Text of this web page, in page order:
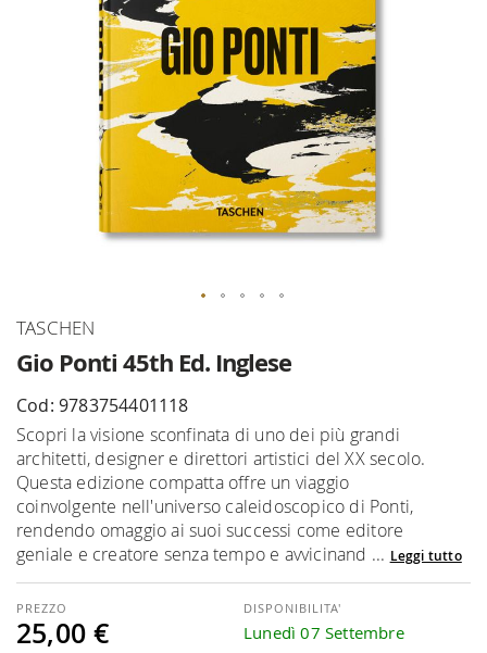
Gio Ponti 45th Ed. Inglese
TASCHEN
Cod: 9783754401118
Scopri la visione sconfinata di uno dei più grandi
architetti, designer e direttori artistici del XX secolo.
Questa edizione compatta offre un viaggio
coinvolgente nell'universo caleidoscopico di Ponti,
rendendo omaggio ai suoi successi come editore
geniale e creatore senza tempo e avvicinand ... Leggi tutto
25,00 €
DISPONIBILITA'
Lunedì 07 Settembre
Vai
della
galleria
di
immagini